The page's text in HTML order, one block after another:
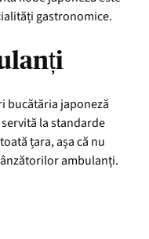
gastronomice.
bucătăria japoneză
la standarde
țara, așa că nu
ambulanți.